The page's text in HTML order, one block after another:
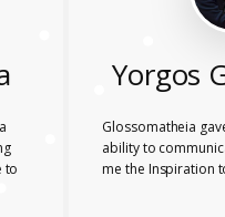
to
Yorgos
Glossomatheia
ability to
me the Inspiration